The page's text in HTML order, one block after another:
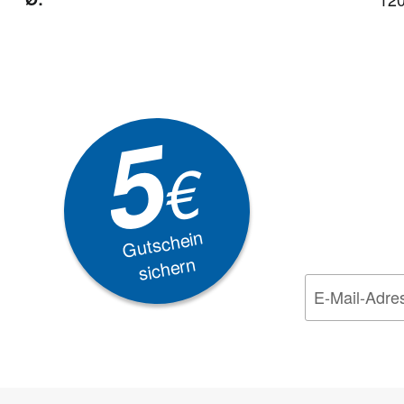
5€
Gutschein
sichern